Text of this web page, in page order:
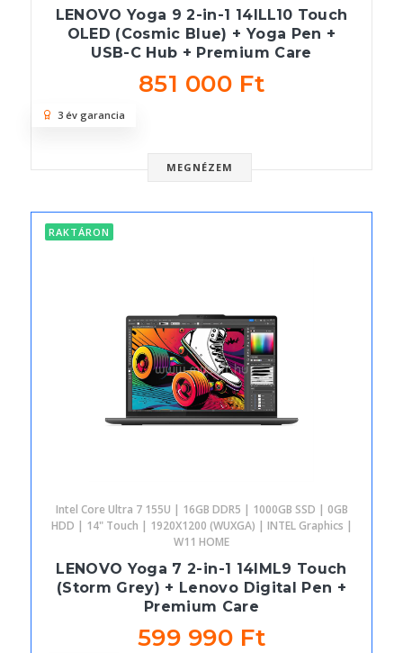
LENOVO Yoga 9 2-in-1 14ILL10 Touch
OLED (Cosmic Blue) + Yoga Pen +
USB-C Hub + Premium Care
851 000 Ft
MEGNÉZEM
3 év garancia
RAKTÁRON
Intel Core Ultra 7 155U | 16GB DDR5 | 1000GB SSD | 0GB
HDD | 14" Touch | 1920X1200 (WUXGA) | INTEL Graphics |
W11 HOME
LENOVO Yoga 7 2-in-1 14IML9 Touch
(Storm Grey) + Lenovo Digital Pen +
Premium Care
599 990 Ft